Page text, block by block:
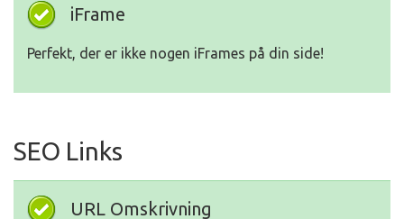
iFrame
Perfekt, der er ikke nogen iFrames på din side!
SEO Links
URL Omskrivning